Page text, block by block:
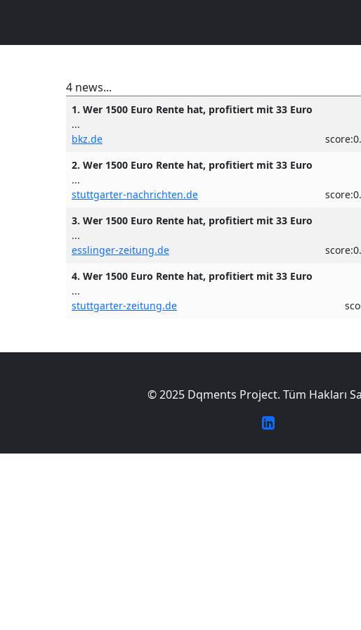
4 news...
1. Wer 1500 Euro Rente hat, profitiert mit 33 Euro
...
bkz.de
2. Wer 1500 Euro Rente hat, profitiert mit 33 Euro
...
stuttgarter-nachrichten.de
3. Wer 1500 Euro Rente hat, profitiert mit 33 Euro
...
esslinger-zeitung.de
4. Wer 1500 Euro Rente hat, profitiert mit 33 Euro
...
stuttgarter-zeitung.de
© 2025 Dqments Project. Tüm Hakları